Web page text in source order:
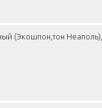
(Экошпон,тон Неаполь),